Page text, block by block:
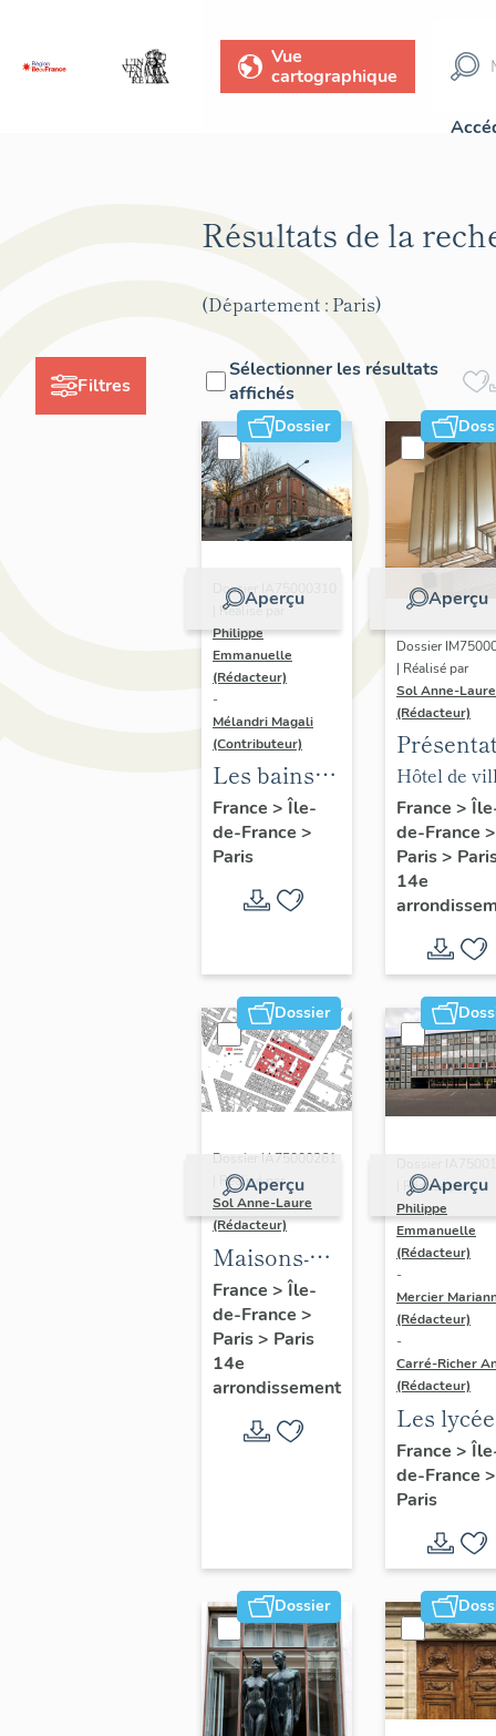
Vue
cartographique
Filtres
Résultats de la
(Département : Paris)
Sélectionner les résultats
affichés
Dossier
Aperçu
Dossier IA75000310
| Réalisé par
Philippe
Emmanuelle
(Rédacteur)
-
Mélandri Magali
(Contributeur)
Les bains
douches
municipaux
de la ville
de Paris
France > Île-
de-France >
Paris
Aperçu
Dossier
| Réalisé par
Sol Anne-Laure
(Rédacteur)
du
de la
annexe
Hôtel de
annexe
France >
de-France >
Paris>
14e
Dossier
Aperçu
Dossier IA75000261
| Réalisé par
Sol Anne-Laure
(Rédacteur)
Maisons-
immeubles
France > Île-
de-France >
Paris> Paris
14e
arrondissement
Aperçu
| Réalisé par
Philippe
Emmanuelle
(Rédacteur)
-
Mercier
(Rédacteur)
-
Carré-Richer
(Rédacteur)
Les
Jean-
Dondel
Roger
Dhuit
France >
de-France >
Paris
Dossier